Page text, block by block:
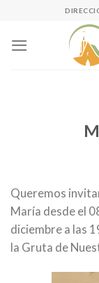
content
Queremos
María desde el
diciembre a las
la Gruta de